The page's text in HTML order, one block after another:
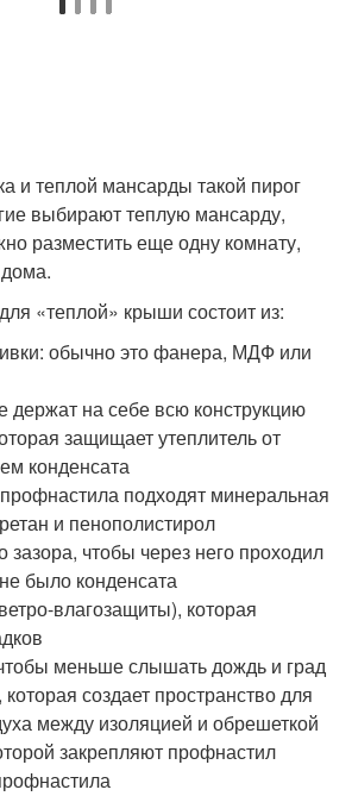
и теплой мансарды такой пирог
выбирают теплую мансарду,
разместить еще одну комнату,
«теплой» крыши состоит из:
обычно это фанера, МДФ или
держат на себе всю конструкцию
защищает утеплитель от
конденсата
подходят минеральная
и пенополистирол
зазора, чтобы через него проходил
было конденсата
влагозащиты), которая
меньше слышать дождь и град
создает пространство для
между изоляцией и обрешеткой
закрепляют профнастил